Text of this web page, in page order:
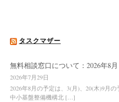
タスクマザー
無料相談窓口について：2026年8月
2026年7月29日
2026年8月の予定は、3(月)、20(木)9月
中小基盤整備機構北 […]